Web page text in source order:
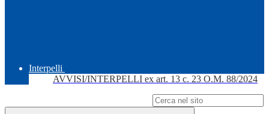
Interpelli
AVVISI/INTERPELLI ex art. 13 c. 23 O.M. 88/2024